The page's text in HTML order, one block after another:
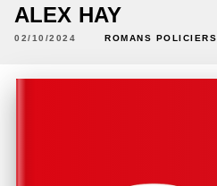
ALEX HAY
02/10/2024 ROMANS POLICIERS